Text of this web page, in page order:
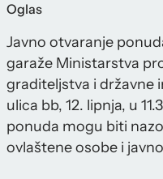
Oglas
Javno otvaranje
garaže Ministarstva
graditeljstva i državne
ulica bb, 12. lipnja, u
ponuda mogu biti
ovlaštene osobe i